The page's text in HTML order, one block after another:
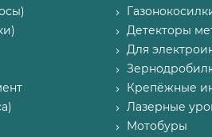
Детекторы
Для
Крепёжные
Лазерные
Мотобуры